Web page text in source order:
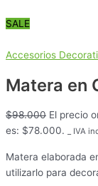
SALE
Accesorios
Matera en
$98.000 El precio
es: $78.000.
_ IVA
Matera elaborada
utilizarlo para